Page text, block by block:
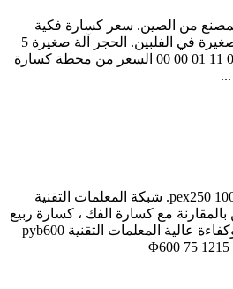
من الصين. سعر كسارة فكية
كبيرة سعر كسارة الحجر الصغيرة في الفلبين. الحجر آلة صغيرة 5
طن في اليوم في الفلبين. 01 11 01 00 00 السعر من محطة كسارة
كسارة فكية عالية التقنية pex250 1000. شبكة المعلمات التقنية
مع كسارة الفك ، كسارة ربيع
المخروط هو هيكل مستقر وكفاءة عالية المعلمات التقنية pyb600
Φ600 75 1215